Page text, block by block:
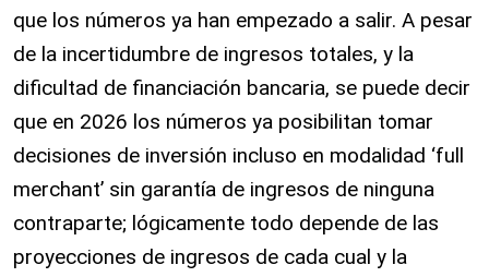
que los números ya han empezado a salir. A pesar
de la incertidumbre de ingresos totales, y la
dificultad de financiación bancaria, se puede decir
que en 2026 los números ya posibilitan tomar
decisiones de inversión incluso en modalidad ‘full
merchant’ sin garantía de ingresos de ninguna
contraparte; lógicamente todo depende de las
proyecciones de ingresos de cada cual y la